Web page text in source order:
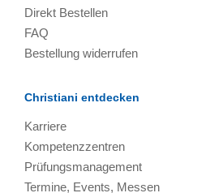
Direkt Bestellen
FAQ
Bestellung widerrufen
Christiani entdecken
Karriere
Kompetenzzentren
Prüfungsmanagement
Termine, Events, Messen